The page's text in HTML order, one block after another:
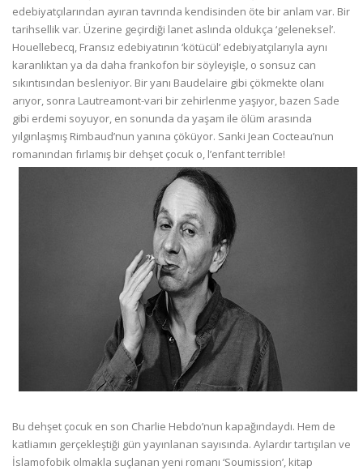
edebiyatçılarından ayıran tavrında kendisinden öte bir anlam var. Bir
tarihsellik var. Üzerine geçirdiği lanet aslında oldukça ‘geleneksel’.
Houellebecq, Fransız edebiyatının ‘kötücül’ edebiyatçılarıyla aynı
karanlıktan ya da daha frankofon bir söyleyişle, o sonsuz can
sıkıntısından besleniyor. Bir yanı Baudelaire gibi çökmekte olanı
arıyor, sonra Lautreamont-vari bir zehirlenme yaşıyor, bazen Sade
gibi erdemi soyuyor, en sonunda da yaşam ile ölüm arasında
yılgınlaşmış Rimbaud’nun yanına çöküyor. Sanki Jean Cocteau’nun
romanından fırlamış bir dehşet çocuk o, l’enfant terrible!
Bu dehşet çocuk en son Charlie Hebdo’nun kapağındaydı. Hem de
katliamın gerçekleştiği gün yayınlanan sayısında. Aylardır tartışılan ve
İslamofobik olmakla suçlanan yeni romanı ‘Soumission’, kitap